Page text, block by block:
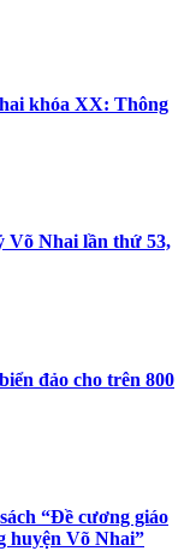
khóa XX: Thông
Võ Nhai lần thứ 53,
đảo cho trên 800
“Đề cương giáo
huyện Võ Nhai”